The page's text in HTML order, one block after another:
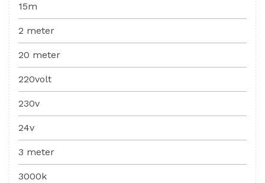
15m
2 meter
20 meter
220volt
230v
24v
3 meter
3000k